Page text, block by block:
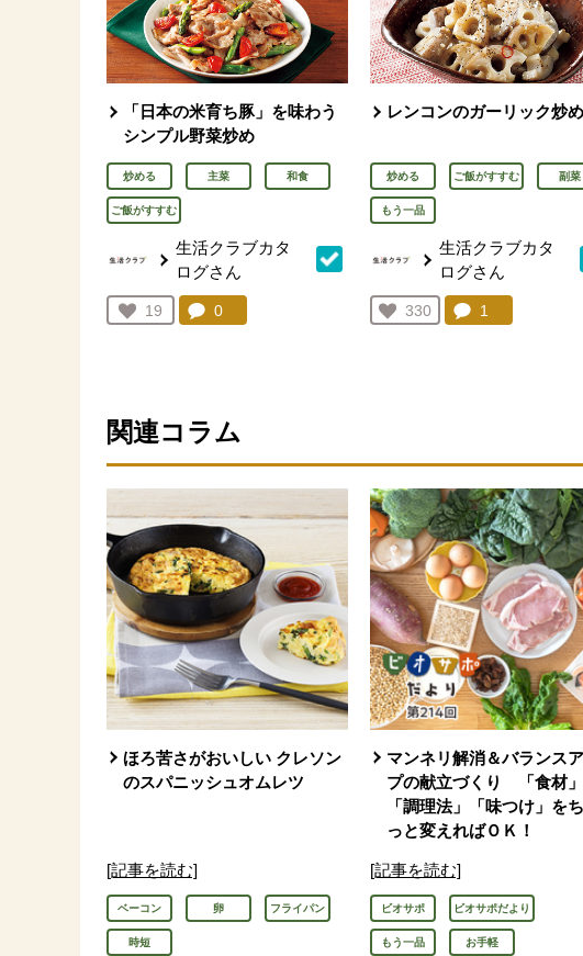
「日本の米育ち豚」を味わう
シンプル野菜炒め
炒める 主菜 和食
ご飯がすすむ
生活クラブカタ
ログさん
お気に入り登録：
19
人が登録
コメント：
0
レンコンのガーリック炒め
炒める ご飯がすすむ 副菜
もう一品
生活クラブカタ
ログさん
お気に入り登録：
330
人が登録
コメント：
1
関連コラム
ほろ苦さがおいしい クレソン
のスパニッシュオムレツ
[記事を読む]
ベーコン 卵 フライパン
時短
マンネリ解消＆バランス
プの献立づくり 「食材」
「調理法」「味つけ」を
っと変えればＯＫ！
[記事を読む]
ビオサポ ビオサポだより
もう一品 お手軽